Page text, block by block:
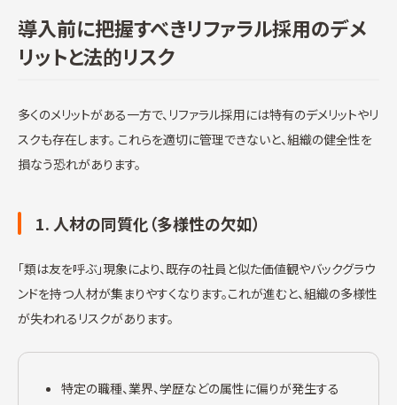
導入前に把握すべきリファラル採用のデメ
リットと法的リスク
多くのメリットがある一方で、リファラル採用には特有のデメリットやリ
スクも存在します。 これらを適切に管理できないと、組織の健全性を
損なう恐れがあります。
1. 人材の同質化（多様性の欠如）
「類は友を呼ぶ」現象により、既存の社員と似た価値観やバックグラウ
ンドを持つ人材が集まりやすくなります。これが進むと、組織の多様性
が失われるリスクがあります。
特定の職種、業界、学歴などの属性に偏りが発生する